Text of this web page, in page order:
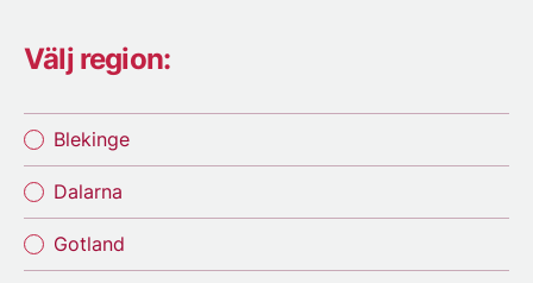
Välj region:
Blekinge
Dalarna
Gotland